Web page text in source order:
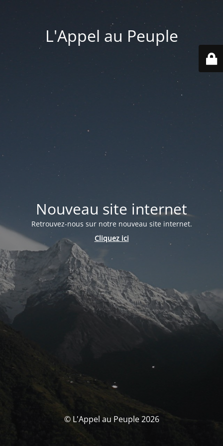
L'Appel au Peuple
Nouveau site internet
Retrouvez-nous sur notre nouveau site internet.
Cliquez ici
© L'Appel au Peuple 2026